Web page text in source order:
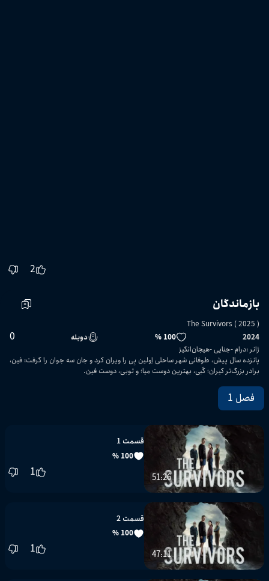
2
بازماندگان
The Survivors ( 2025 )
2024
100 % دوبله 0
ژانر:درام جنایی هیجان‌انگیز
پانزده سال پیش، طوفانی شهر ساحلی اِولین بِی را ویران کرد و جان سه جوان را گرفت: فین،
برادر بزرگ‌تر کیران؛ گَبی، بهترین دوست میا؛ و توبی، دوست فین.
فصل 1
51:26
قسمت 1
100 %
1
47:11
قسمت 2
100 %
1